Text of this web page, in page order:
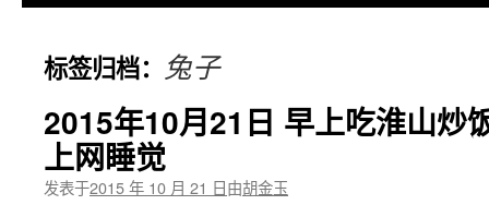
文标签归档： 兔子
2015年10月21日 早上吃淮山炒
上网睡觉
发表于2015 年 10 月 21 日由胡金玉